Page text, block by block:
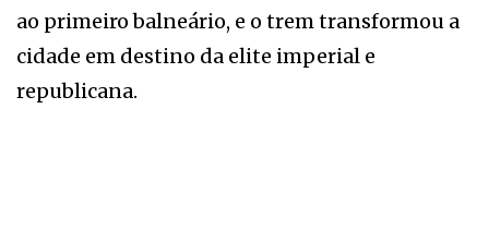
ao primeiro balneário, e o trem transformou a
cidade em destino da elite imperial e
republicana.